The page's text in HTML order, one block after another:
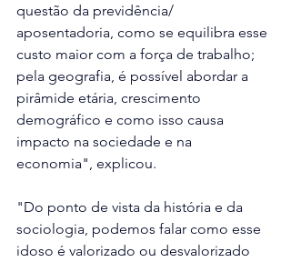
questão da previdência/
aposentadoria, como se equilibra esse
custo maior com a força de trabalho;
pela geografia, é possível abordar a
pirâmide etária, crescimento
demográfico e como isso causa
impacto na sociedade e na
economia", explicou.
"Do ponto de vista da história e da
sociologia, podemos falar como esse
idoso é valorizado ou desvalorizado